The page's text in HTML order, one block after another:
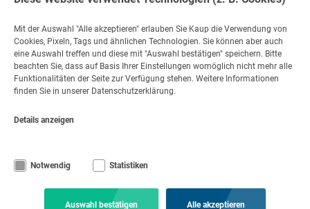
Kontakt
Nehmen Sie Kontakt auf
Mo - Fr 08:00 - 17:00
© Copyright KAUP GmbH & Co. KG
Feedback gem. Hinweisgeberschutzgesetz (HinSchG)
Mit der Auswahl "Alle akzeptieren" erlauben Sie Kaup die Verwendung von
Cookies, Pixeln, Tags und ähnlichen Technologien. Sie können aber auch
eine Auswahl treffen und diese mit "Auswahl bestätigen" speichern. Bitte
beachten Sie, dass auf Basis Ihrer Einstellungen womöglich nicht mehr alle
Funktionalitäten der Seite zur Verfügung stehen. Weitere Informationen
finden Sie in unserer Datenschutzerklärung.
Details anzeigen
Notwendig Statistiken
Auswahl bestätigen Alle akzeptieren